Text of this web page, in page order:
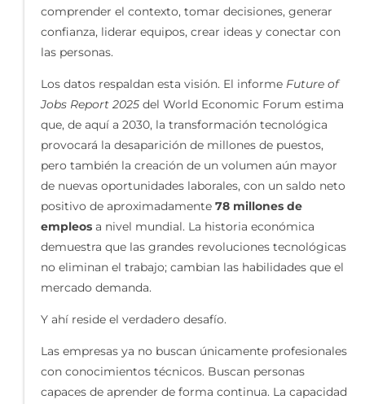
comprender el contexto, tomar decisiones, generar
confianza, liderar equipos, crear ideas y conectar con
las personas.
Los datos respaldan esta visión. El informe Future of
Jobs Report 2025 del World Economic Forum estima
que, de aquí a 2030, la transformación tecnológica
provocará la desaparición de millones de puestos,
pero también la creación de un volumen aún mayor
de nuevas oportunidades laborales, con un saldo neto
positivo de aproximadamente 78 millones de
empleos a nivel mundial. La historia económica
demuestra que las grandes revoluciones tecnológicas
no eliminan el trabajo; cambian las habilidades que el
mercado demanda.
Y ahí reside el verdadero desafío.
Las empresas ya no buscan únicamente profesionales
con conocimientos técnicos. Buscan personas
capaces de aprender de forma continua. La capacidad